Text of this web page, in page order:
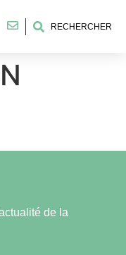
RECHERCHER
de la